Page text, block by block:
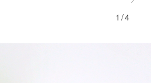
1/4